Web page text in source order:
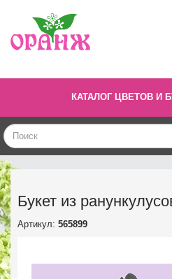
КАТАЛОГ ЦВЕТОВ И
Букет из
Артикул: 565899